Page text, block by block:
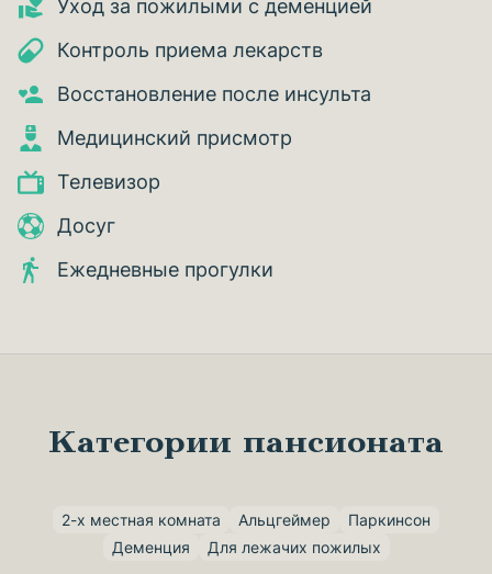
Уход за пожилыми с деменцией
Контроль приема лекарств
Восстановление после инсульта
Медицинский присмотр
Телевизор
Досуг
Ежедневные прогулки
Категории пансионата
2-х местная комната Альцгеймер
Паркинсон
Деменция
Для лежачих пожилых